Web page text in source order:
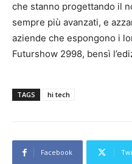
che stanno progettando il
sempre più avanzati, e
aziende che espongono i
Futurshow 2998, bensì
TAGS hi tech
Facebook